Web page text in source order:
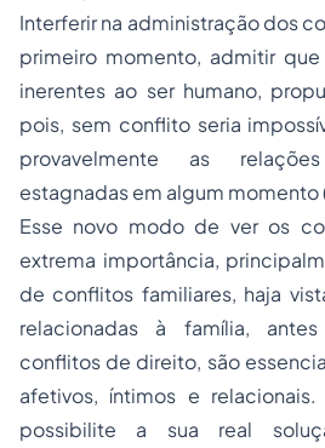
Interferir na administração dos
primeiro momento, admitir
inerentes ao ser humano,
pois, sem conflito seria
provavelmente as
estagnadas em algum momento
Esse novo modo de ver os
extrema importância,
de conflitos familiares, haja
relacionadas à família,
conflitos de direito, são
afetivos, íntimos e
possibilite a sua real